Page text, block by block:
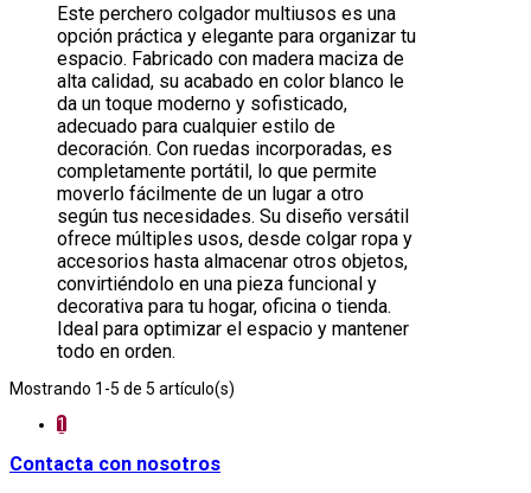
Este perchero colgador multiusos es una
opción práctica y elegante para organizar tu
espacio. Fabricado con madera maciza de
alta calidad, su acabado en color blanco le
da un toque moderno y sofisticado,
adecuado para cualquier estilo de
decoración. Con ruedas incorporadas, es
completamente portátil, lo que permite
moverlo fácilmente de un lugar a otro
según tus necesidades. Su diseño versátil
ofrece múltiples usos, desde colgar ropa y
accesorios hasta almacenar otros objetos,
convirtiéndolo en una pieza funcional y
decorativa para tu hogar, oficina o tienda.
Ideal para optimizar el espacio y mantener
todo en orden.
Mostrando 1-5 de 5 artículo(s)
1
Contacta con nosotros